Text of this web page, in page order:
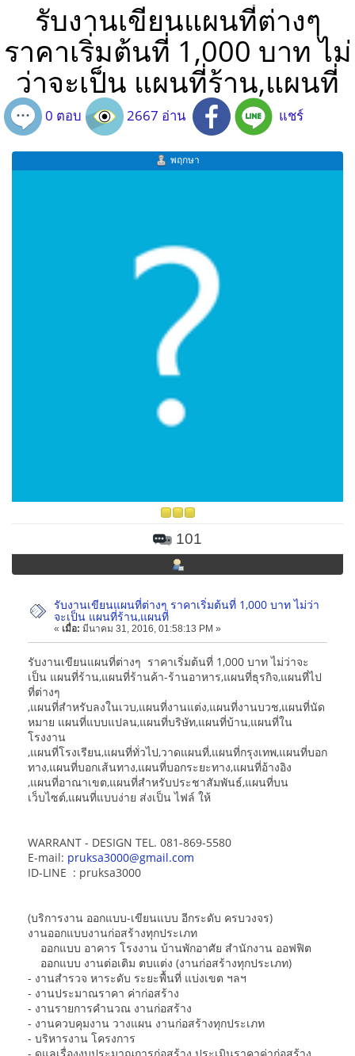
รับงานเขียนแผนที่ต่างๆ
ราคาเริ่มต้นที่ 1,000 บาท ไม่
ว่าจะเป็น แผนที่ร้าน,แผนที่
0 ตอบ 2667 อ่าน แชร์
พฤกษา
101
รับงานเขียนแผนที่ต่างๆ ราคาเริ่มต้นที่ 1,000 บาท ไม่ว่า
จะเป็น แผนที่ร้าน,แผนที่
« เมื่อ: มีนาคม 31, 2016, 01:58:13 PM »
รับงานเขียนแผนที่ต่างๆ ราคาเริ่มต้นที่ 1,000 บาท ไม่ว่าจะ
เป็น แผนที่ร้าน,แผนที่ร้านค้า-ร้านอาหาร,แผนที่ธุรกิจ,แผนที่ไป
ที่ต่างๆ
,แผนที่สำหรับลงในเวบ,แผนที่งานแต่ง,แผนที่งานบวช,แผนที่นัด
หมาย แผนที่แบบแปลน,แผนที่บริษัท,แผนที่บ้าน,แผนที่ใน
โรงงาน
,แผนที่โรงเรียน,แผนที่ทั่วไป,วาดแผนที่,แผนที่กรุงเทพ,แผนที่บอก
ทาง,แผนที่บอกเส้นทาง,แผนที่บอกระยะทาง,แผนที่อ้างอิง
,แผนที่อาณาเขต,แผนที่สำหรับประชาสัมพันธ์,แผนที่บน
เว็บไซต์,แผนที่แบบง่าย ส่งเป็น ไฟล์ ให้
WARRANT - DESIGN TEL. 081-869-5580
E-mail: pruksa3000@gmail.com
ID-LINE : pruksa3000
(บริการงาน ออกแบบ-เขียนแบบ อีกระดับ ครบวงจร)
งานออกแบบงานก่อสร้างทุกประเภท
ออกแบบ อาคาร โรงงาน บ้านพักอาศัย สำนักงาน ออฟฟิต
ออกแบบ งานต่อเติม ตบแต่ง (งานก่อสร้างทุกประเภท)
- งานสำรวจ หาระดับ ระยะพื้นที่ แบ่งเขต ฯลฯ
- งานประมาณราคา ค่าก่อสร้าง
- งานรายการคำนวณ งานก่อสร้าง
- งานควบคุมงาน วางแผน งานก่อสร้างทุกประเภท
- บริหารงาน โครงการ